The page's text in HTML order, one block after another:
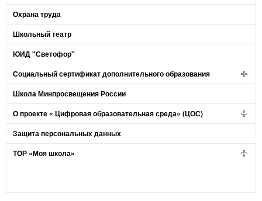
Охрана труда
Школьный театр
ЮИД "Светофор"
Социальный сертификат дополнительного образования
Школа Минпросвещения России
О проекте « Цифровая образовательная среда» (ЦОС)
Защита персональных данных
ТОР «Моя школа»